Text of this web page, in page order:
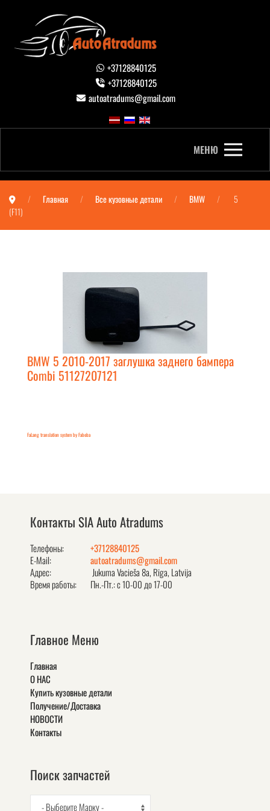
+37128840125
+37128840125
autoatradums@gmail.com
МЕНЮ
Главная Все кузовные детали BMW
5
(F11)
BMW 5 2010-2017 заглушка заднего бампера
Combi 51127207121
FaLang translation system by Faboba
Контакты SIA Auto Atradums
Телефоны:
+37128840125
E-Mail:
autoatradums@gmail.com
Адрес:
Jukuma Vacieša 8a, Rīga, Latvija
Время работы:
Пн.-Пт.: с 10-00 до 17-00
Главное Меню
Главная
О НАС
Купить кузовные детали
Получение/Доставка
НОВОСТИ
Контакты
Поиск запчастей
- Выберите Марку -